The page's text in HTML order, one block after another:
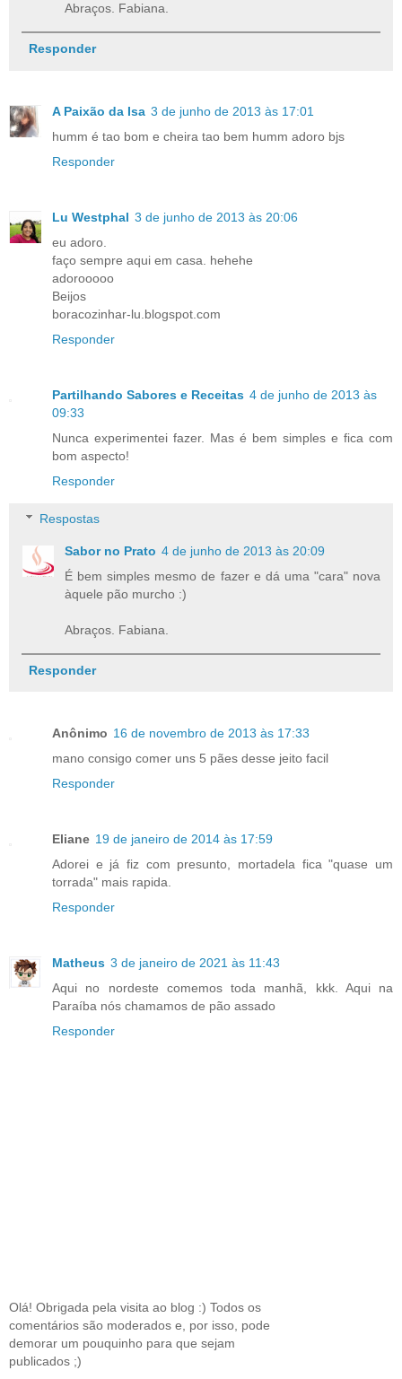
Abraços. Fabiana.
Responder
A Paixão da Isa 3 de junho de 2013 às 17:01
humm é tao bom e cheira tao bem humm adoro bjs
Responder
Lu Westphal 3 de junho de 2013 às 20:06
eu adoro.
faço sempre aqui em casa. hehehe
adorooooo
Beijos
boracozinhar-lu.blogspot.com
Responder
Partilhando Sabores e Receitas 4 de junho de 2013 às
09:33
Nunca experimentei fazer. Mas é bem simples e fica com
bom aspecto!
Responder
Respostas
Sabor no Prato 4 de junho de 2013 às 20:09
É bem simples mesmo de fazer e dá uma "cara" nova
àquele pão murcho :)
Abraços. Fabiana.
Responder
Anônimo 16 de novembro de 2013 às 17:33
mano consigo comer uns 5 pães desse jeito facil
Responder
Eliane 19 de janeiro de 2014 às 17:59
Adorei e já fiz com presunto, mortadela fica "quase um
torrada" mais rapida.
Responder
Matheus 3 de janeiro de 2021 às 11:43
Aqui no nordeste comemos toda manhã, kkk. Aqui na
Paraíba nós chamamos de pão assado
Responder
Olá! Obrigada pela visita ao blog :) Todos os
comentários são moderados e, por isso, pode
demorar um pouquinho para que sejam
publicados ;)